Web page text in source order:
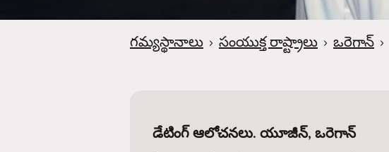
గమ్యస్థానాలు › సంయుక్త రాష్ట్రాలు › ఒరెగాన్ ›
డేటింగ్ ఆలోచనలు. యూజీన్, ఒరెగాన్